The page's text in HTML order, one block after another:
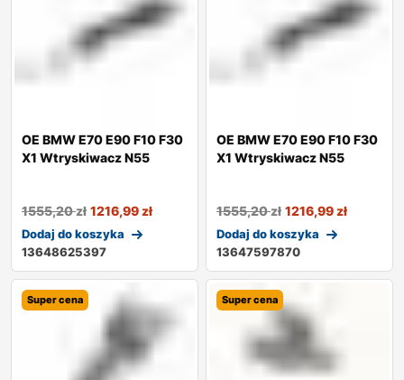
OE BMW E70 E90 F10 F30
X1 Wtryskiwacz N55
1555,20zł 1216,99zł
Dodaj do koszyka
13648625397
OE BMW E70 E90 F10 F30
X1 Wtryskiwacz N55
1555,20zł 1216,99zł
Dodaj do koszyka
13647597870
Super cena Super cena